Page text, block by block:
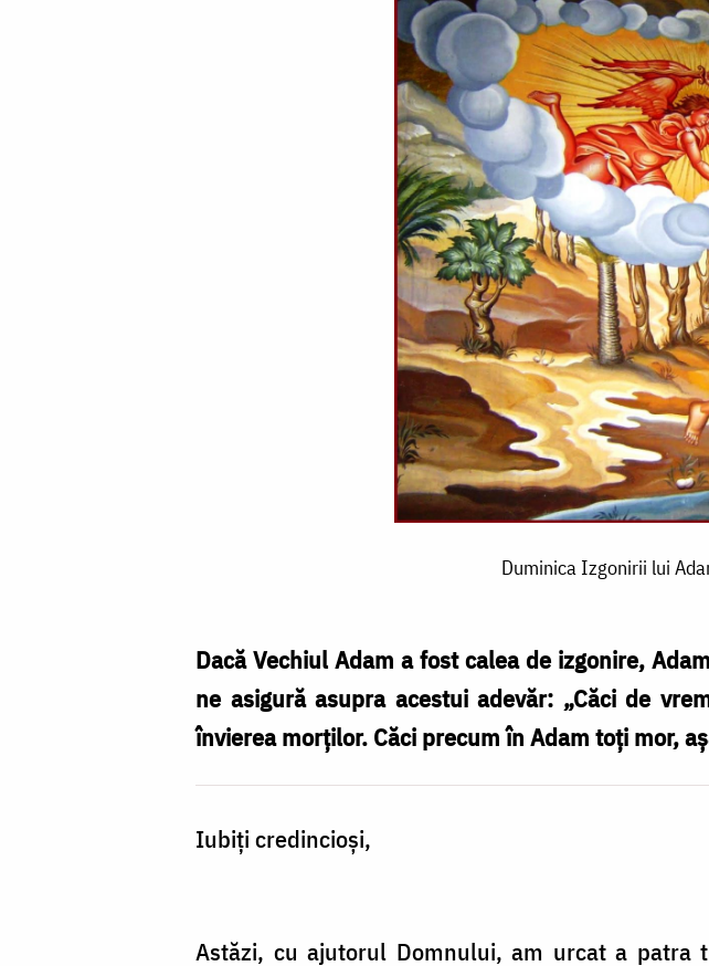
Duminica Izgonirii lui
Dacă Vechiul Adam a fost calea de izgonire,
ne asigură asupra acestui adevăr: „Căci de
învierea morţilor. Căci precum în Adam toţi mor,
Iubiţi credincioşi,
Astăzi, cu ajutorul Domnului, am urcat a